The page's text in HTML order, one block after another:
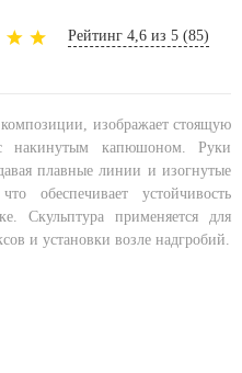
Рейтинг 4,6 из 5 (85)
изображает стоящую
капюшоном. Руки
плавные линии и изогнутые
обеспечивает устойчивость
Скульптура применяется для
и установки возле надгробий.